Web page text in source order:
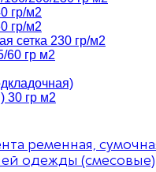
гр/м2
гр/м2
сетка 230 гр/м2
60 гр м2
30 гр м2
ременная,
одежды (смесовые)